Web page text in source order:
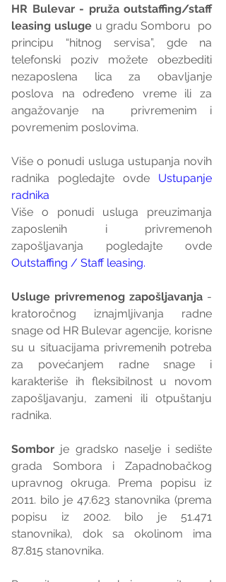
HR Bulevar - pruža outstaffing/staff
leasing usluge u gradu Somboru  po
principu “hitnog servisa”, gde na
telefonski poziv možete obezbediti
nezaposlena lica za obavljanje
poslova na određeno vreme ili za
angažovanje na  privremenim i
povremenim poslovima.
Više o ponudi usluga ustupanja novih
radnika pogledajte ovde Ustupanje
radnika
Više o ponudi usluga preuzimanja
zaposlenih i privremenoh
Outstaffing / Staff leasing.
Usluge privremenog zapošljavanja -
kratoročnog iznajmljivanja radne
snage od HR Bulevar agencije, korisne
su u situacijama privremenih potreba
za povećanjem radne snage i
karakteriše ih fleksibilnost u novom
zapošljavanju, zameni ili otpuštanju
radnika.
Sombor je gradsko naselje i sedište
grada Sombora i Zapadnobačkog
upravnog okruga. Prema popisu iz
2011. bilo je 47.623 stanovnika (prema
popisu iz 2002. bilo je 51.471
stanovnika), dok sa okolinom ima
87.815 stanovnika.